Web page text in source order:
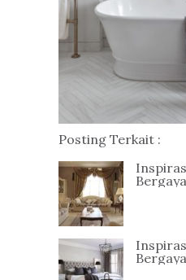
Posting Terkait :